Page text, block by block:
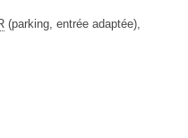
(parking, entrée adaptée),